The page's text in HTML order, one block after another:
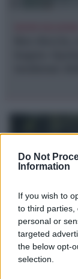
Do Not
Information
If you wish to
to third parties,
personal or
targeted
the below opt-
selection.
OLTRE ALLA
Misano
verde dei